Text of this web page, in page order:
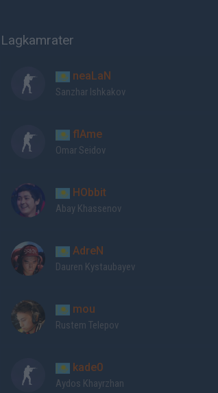
Lagkamrater
neaLaN
Sanzhar Ishkakov
flAme
Omar Seidov
HObbit
Abay Khassenov
AdreN
Dauren Kystaubayev
mou
Rustem Telepov
kade0
Aydos Khayrzhan